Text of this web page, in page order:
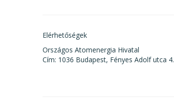
Elérhetőségek
Országos Atomenergia Hivatal
Cím: 1036 Budapest, Fényes Adolf utca 4.